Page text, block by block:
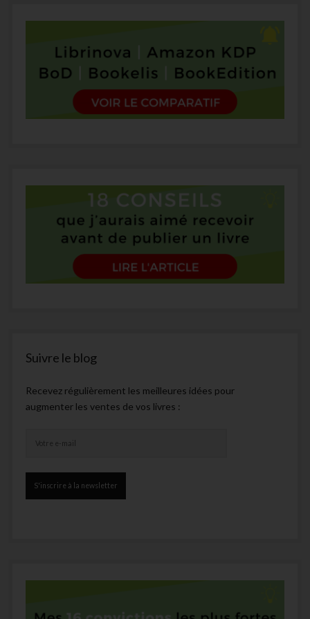
Suivre le blog
Recevez régulièrement les meilleures idées pour
augmenter les ventes de vos livres :